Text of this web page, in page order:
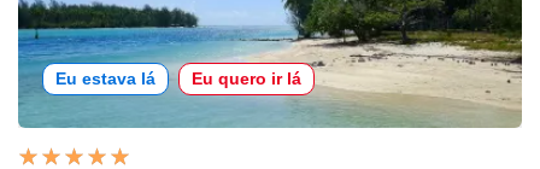
Eu estava lá Eu quero ir lá